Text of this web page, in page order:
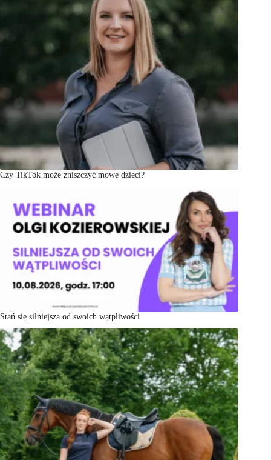
Czy TikTok może zniszczyć mowę dzieci?
Stań się silniejsza od swoich wątpliwości